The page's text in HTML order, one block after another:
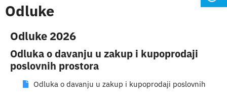
Sa sjednica vijeća
Za građane
Mjesta
Odluke
Odluke 2026
Odluka o davanju u zakup i kupoprodaji
poslovnih prostora
Odluka o davanju u zakup i kupoprodaji poslovnih